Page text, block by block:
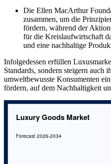
Die Ellen MacArthur
zusammen, um die
fördern, während der
für die Kreislaufwirtschaft
und eine nachhaltige
Infolgedessen erfüllen
Standards, sondern steigern auch
umweltbewusste Konsumenten
fördern, auf dem Nachhaltigkeit